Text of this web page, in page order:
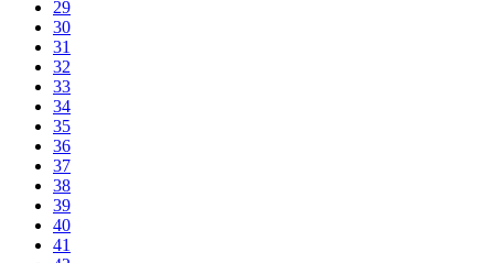
29
30
31
32
33
34
35
36
37
38
39
40
41